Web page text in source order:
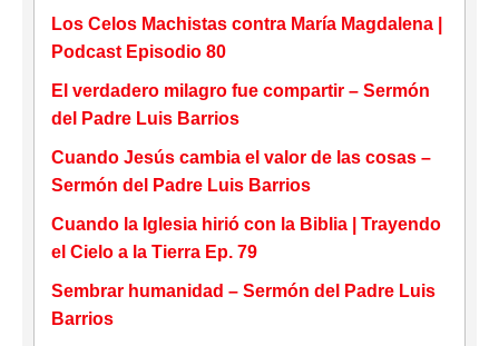
Los Celos Machistas contra María Magdalena |
Podcast Episodio 80
El verdadero milagro fue compartir – Sermón
del Padre Luis Barrios
Cuando Jesús cambia el valor de las cosas –
Sermón del Padre Luis Barrios
Cuando la Iglesia hirió con la Biblia | Trayendo
el Cielo a la Tierra Ep. 79
Sembrar humanidad – Sermón del Padre Luis
Barrios